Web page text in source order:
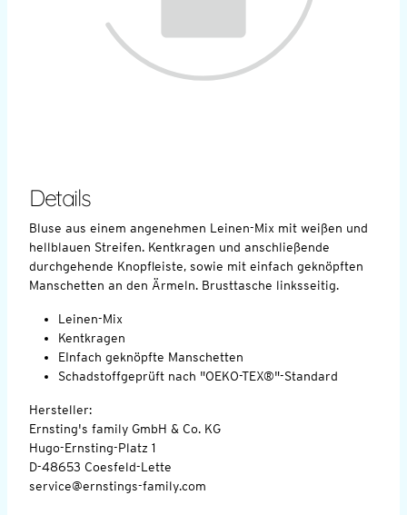
Details
Bluse aus einem angenehmen Leinen-Mix mit weißen und
hellblauen Streifen. Kentkragen und anschließende
durchgehende Knopfleiste, sowie mit einfach geknöpften
Manschetten an den Ärmeln. Brusttasche linksseitig.
Leinen-Mix
Kentkragen
EInfach geknöpfte Manschetten
Schadstoffgeprüft nach "OEKO-TEX®"-Standard
Hersteller:
Ernsting's family GmbH & Co. KG
Hugo-Ernsting-Platz 1
D-48653 Coesfeld-Lette
service@ernstings-family.com